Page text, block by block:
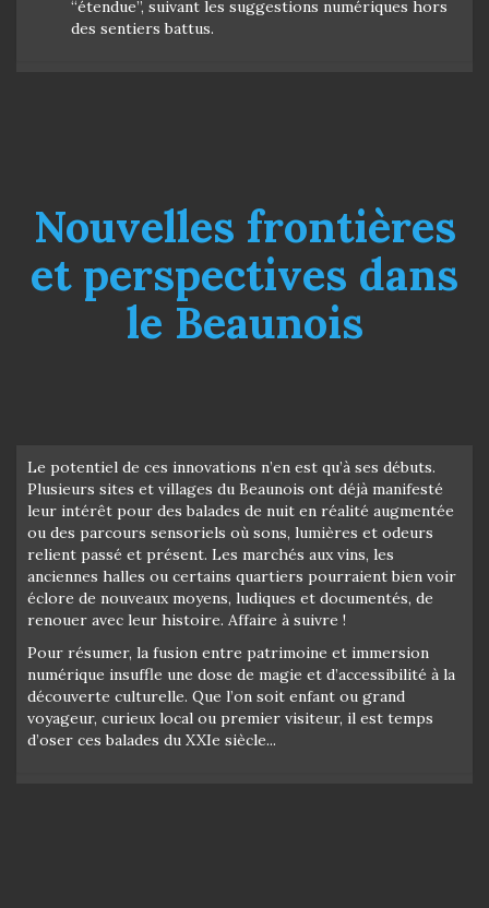
“étendue”, suivant les suggestions numériques hors
des sentiers battus.
Nouvelles frontières
et perspectives dans
le Beaunois
Le potentiel de ces innovations n’en est qu’à ses débuts.
Plusieurs sites et villages du Beaunois ont déjà manifesté
leur intérêt pour des balades de nuit en réalité augmentée
ou des parcours sensoriels où sons, lumières et odeurs
relient passé et présent. Les marchés aux vins, les
anciennes halles ou certains quartiers pourraient bien voir
éclore de nouveaux moyens, ludiques et documentés, de
renouer avec leur histoire. Affaire à suivre !
Pour résumer, la fusion entre patrimoine et immersion
numérique insuffle une dose de magie et d’accessibilité à la
découverte culturelle. Que l’on soit enfant ou grand
voyageur, curieux local ou premier visiteur, il est temps
d’oser ces balades du XXIe siècle...